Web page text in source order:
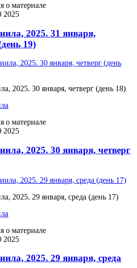
о материале
2025
2025. 31 января,
19)
2025. 30 января, четверг (день 18)
о материале
2025
2025. 30 января, четверг
2025. 29 января, среда (день 17)
о материале
2025
2025. 29 января, среда